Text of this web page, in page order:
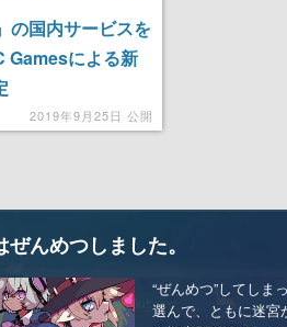
の国内サービスを
Gamesによる新
2019年9月25日 公開
んめつしました。
“ぜんめつ”してしま
選んで、ともに迷宮